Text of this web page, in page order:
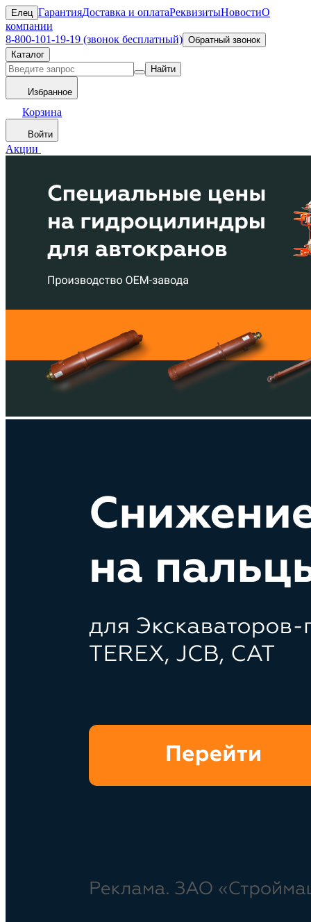
Елец ГарантияДоставка и оплатаРеквизитыНовостиО
компании
8-800-101-19-19 (звонок бесплатный) Обратный звонок
Каталог
Найти
Избранное
Корзина
Войти
Акции